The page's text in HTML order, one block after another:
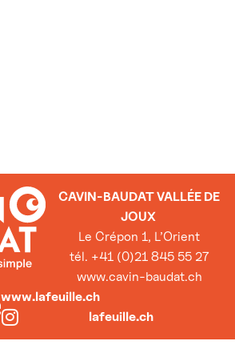
CAVIN-BAUDAT VALLÉE DE
JOUX
Le Crépon 1, L’Orient
tél. +41 (0)21 845 55 27
www.cavin-baudat.ch
www.lafeuille.ch
lafeuille.ch